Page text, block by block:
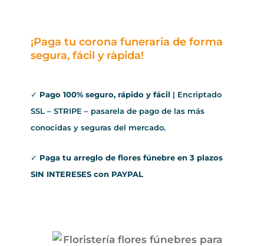
¡Paga tu corona funeraria de forma
segura, fácil y ràpida!
✓ Pago 100% seguro, rápido y fácil | Encriptado
SSL – STRIPE – pasarela de pago de las más
conocidas y seguras del mercado.
✓ Paga tu arreglo de flores fúnebre en 3 plazos
SIN INTERESES con PAYPAL